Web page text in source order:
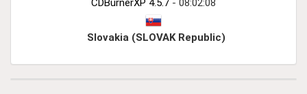
CDBurnerXP 4.5.7 - 08:02:08
Slovakia (SLOVAK Republic)